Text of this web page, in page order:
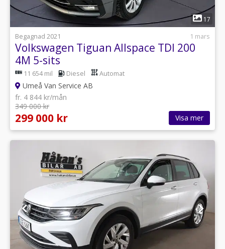
1
17
Begagnad 2021
1 mars
Volkswagen Tiguan Allspace TDI 200
4M 5-sits
11 654 mil Diesel Automat
Umeå Van Service AB
fr. 4 844 kr/mån
349 000 kr
299 000 kr Visa mer